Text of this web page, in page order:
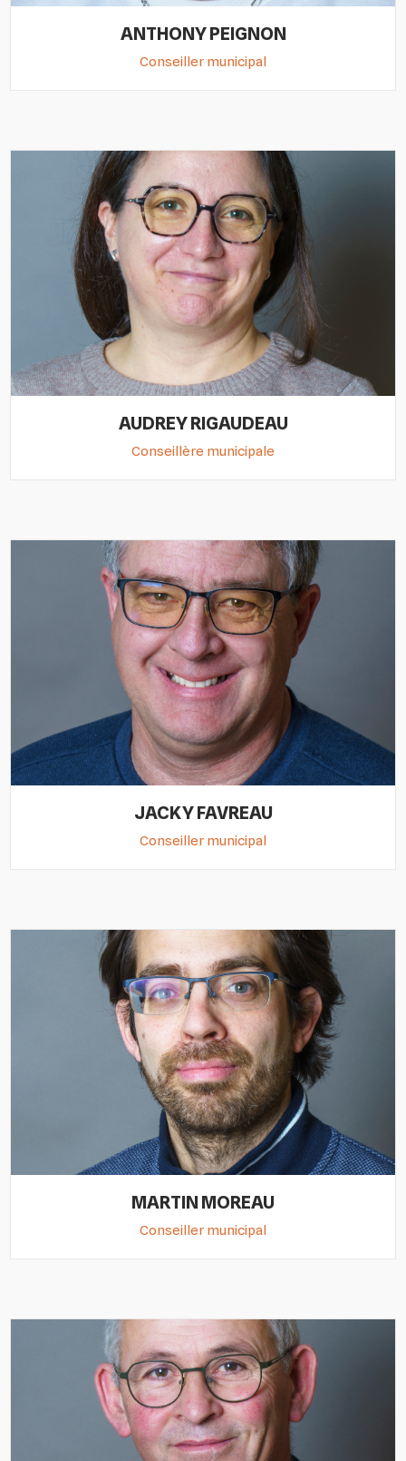
ANTHONY PEIGNON
Conseiller municipal
AUDREY RIGAUDEAU
Conseillère municipale
JACKY FAVREAU
Conseiller municipal
MARTIN MOREAU
Conseiller municipal